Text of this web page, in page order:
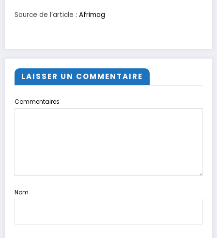
Source de l’article : Afrimag
LAISSER UN COMMENTAIRE
Commentaires
Nom